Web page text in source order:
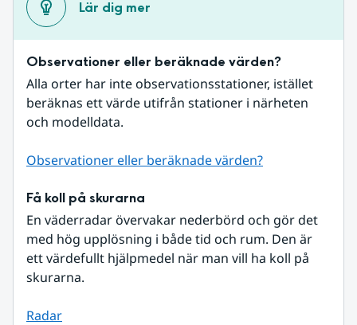
Lär dig mer
Observationer eller beräknade värden?
Alla orter har inte observationsstationer, istället
beräknas ett värde utifrån stationer i närheten
och modelldata.
Observationer eller beräknade värden?
Få koll på skurarna
En väderradar övervakar nederbörd och gör det
med hög upplösning i både tid och rum. Den är
ett värdefullt hjälpmedel när man vill ha koll på
skurarna.
Radar